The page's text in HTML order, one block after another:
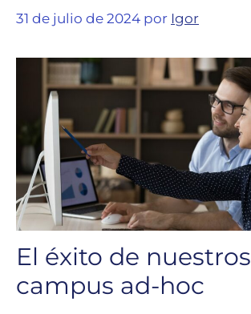
31 de julio de 2024 por Igor
El éxito de nuestros
campus ad-hoc